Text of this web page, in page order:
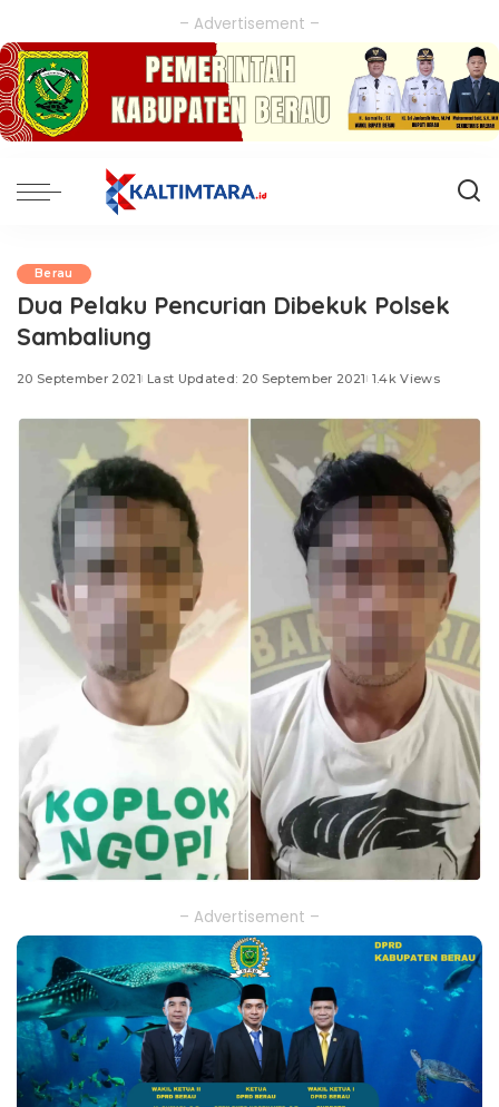
– Advertisement –
Berau
Dua Pelaku Pencurian Dibekuk Polsek
Sambaliung
20 September 2021 Last Updated: 20 September 2021 1.4k Views
– Advertisement –